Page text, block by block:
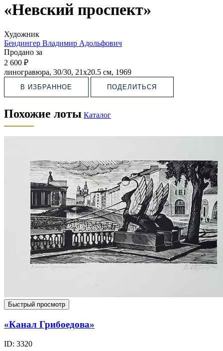
«Невский проспект»
Художник
Бендингер Владимир Адольфович
Продано за
2 600 ₽
линогравюра, 30/30, 21х20.5 см, 1969
В ИЗБРАННОЕ ПОДЕЛИТЬСЯ
Похожие лоты Каталог
Быстрый просмотр
«Канал Грибоедова»
ID: 3320